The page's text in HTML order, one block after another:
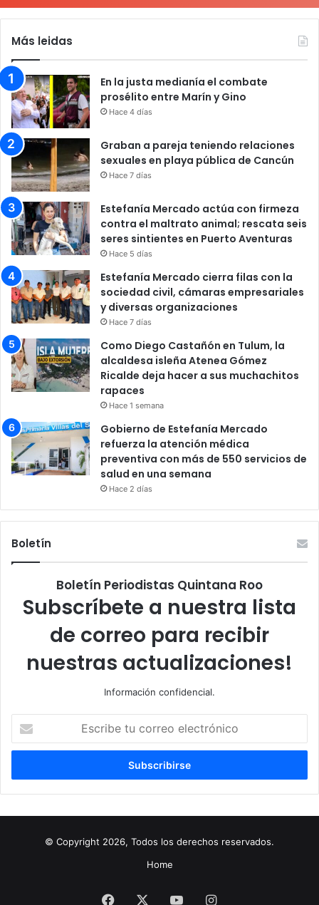
Más leidas
En la justa medianía el combate
prosélito entre Marín y Gino
Hace 4 días
Graban a pareja teniendo relaciones
sexuales en playa pública de Cancún
Hace 7 días
Estefanía Mercado actúa con firmeza
contra el maltrato animal; rescata seis
seres sintientes en Puerto Aventuras
Hace 5 días
Estefanía Mercado cierra filas con la
sociedad civil, cámaras empresariales
y diversas organizaciones
Hace 7 días
Como Diego Castañón en Tulum, la
alcaldesa isleña Atenea Gómez
Ricalde deja hacer a sus muchachitos
rapaces
Hace 1 semana
Gobierno de Estefanía Mercado
refuerza la atención médica
preventiva con más de 550 servicios de
salud en una semana
Hace 2 días
Boletín
Boletín Periodistas Quintana Roo
Subscríbete a nuestra lista
de correo para recibir
nuestras actualizaciones!
Información confidencial.
correo
© Copyright 2026, Todos los derechos reservados.
Home
Facebook YouTubeInstagram